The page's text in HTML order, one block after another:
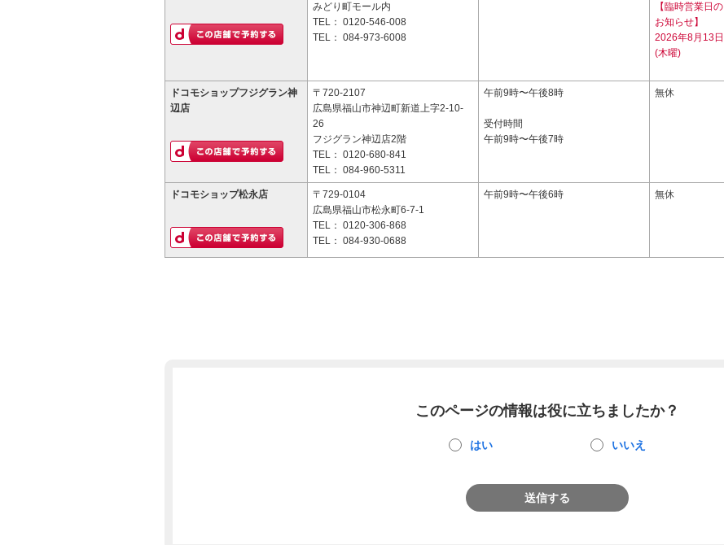
みどり町モール内
TEL： 0120-546-008
TEL： 084-973-6008
【臨時営業日の
お知らせ】
2026年8月13日
(木曜)
ドコモショップフジグラン神
辺店
〒720-2107
広島県福山市神辺町新道上字2-10-
26
フジグラン神辺店2階
TEL： 0120-680-841
TEL： 084-960-5311
午前9時〜午後8時
受付時間
午前9時〜午後7時
無休
ドコモショップ松永店
〒729-0104
広島県福山市松永町6-7-1
TEL： 0120-306-868
TEL： 084-930-0688
午前9時〜午後6時 無休
このページの情報は役に立ちましたか？
はい いいえ
送信する